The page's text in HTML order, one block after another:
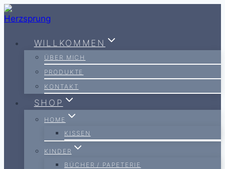
Zum
Inhalt
springen
WILLKOMMEN
ÜBER MICH
PRODUKTE
KONTAKT
SHOP
HOME
KISSEN
KINDER
BÜCHER / PAPETERIE